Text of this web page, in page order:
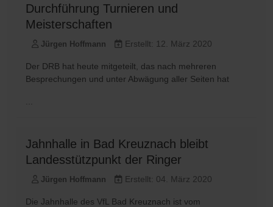
Durchführung Turnieren und
Meisterschaften
Jürgen Hoffmann Erstellt: 12. März 2020
Der DRB hat heute mitgeteilt, das nach mehreren
Besprechungen und unter Abwägung aller Seiten hat
Jahnhalle in Bad Kreuznach bleibt
Landesstützpunkt der Ringer
Jürgen Hoffmann Erstellt: 04. März 2020
Die Jahnhalle des VfL Bad Kreuznach ist vom